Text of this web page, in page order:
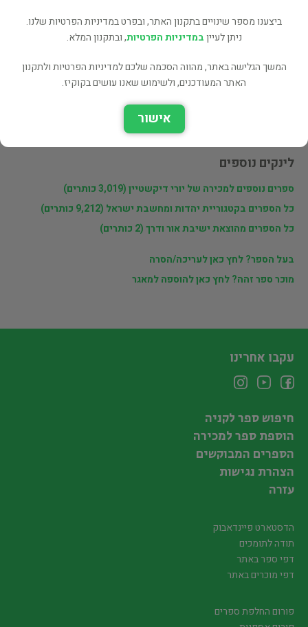
שתף
פרטי המוכר
לינקים נוספים
ספרים נוספים למכירה של יורי דיקשטיין (3,019 כותרים)
כל הספרים בקטגוריית יהדות ומחשבת ישראל (9,212 כותרים)
כל הספרים מהוצאת ישיבת אור ודרך (2 כותרים)
בעל הספר? לחץ כאן לעריכה/הסרה
מוכר ספר זהה? לחץ כאן להוספה למאגר
ביצענו מספר שינויים בתקנון האתר, ובפרט במדיניות הפרטיות שלנו.
ניתן לעייןבמדיניות הפרטיות, ובתקנון המלא.
המשך הגלישה באתר, מהווה הסכמה שלכם למדיניות הפרטיות ולתקנון
האתר המעודכנים, ולשימוש שאנו עושים בקוקיז.
אישור
עקבו אחרינו
חיפוש ספר לקניה
הוספת ספר למכירה
הספרים המבוקשים
הצהרת נגישות
עזרה
הדסטארט פיינדאבוק
תודה לתומכים
דפי ספר באתר
דפי מוכרים באתר
פורום החלפת ספרים